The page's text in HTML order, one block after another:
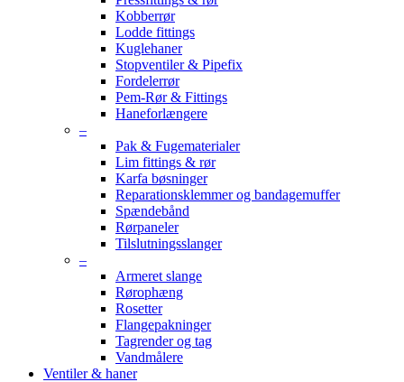
Kobberrør
Lodde fittings
Kuglehaner
Stopventiler & Pipefix
Fordelerrør
Pem-Rør & Fittings
Haneforlængere
–
Pak & Fugematerialer
Lim fittings & rør
Karfa bøsninger
Reparationsklemmer og bandagemuffer
Spændebånd
Rørpaneler
Tilslutningsslanger
–
Armeret slange
Rørophæng
Rosetter
Flangepakninger
Tagrender og tag
Vandmålere
Ventiler & haner